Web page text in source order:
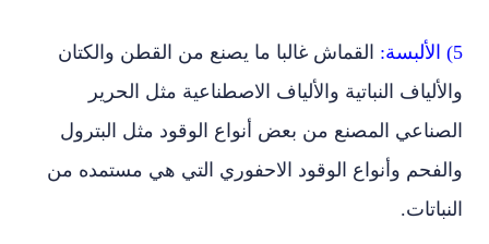
القماش غالبا ما يصنع من القطن والكتان
والألياف النباتية والألياف الاصطناعية مثل الحرير
الصناعي المصنع من بعض أنواع الوقود مثل البترول
والفحم وأنواع الوقود الاحفوري التي هي مستمده من
النباتات.